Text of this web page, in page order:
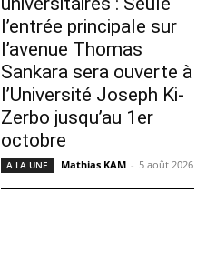
l’entrée principale sur
l’avenue Thomas
Sankara sera ouverte à
l’Université Joseph Ki-
Zerbo jusqu’au 1er
octobre
A LA UNE Mathias KAM - 5 août 2026